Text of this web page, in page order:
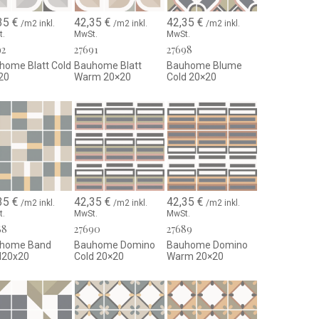
Mustern und kombinierbaren Uni-Farben.
Wohnräume, Eingangsbereiche und
und Innenarchitekturprojekte.
skandinavischen, industriellen und minimalistischen
unzähligen Gestaltungsmöglichkeiten
kombinieren und schaffen sowohl dezente als auch
€ /m2 inkl.
Blatt Cold
42,35€ /m2 inkl.
MwSt.
27691
Bauhome Blatt
Warm 20×20
42,35€ /m2 inkl.
MwSt.
27698
Bauhome Blume
Cold 20×20
€ /m2 inkl.
Band
42,35€ /m2 inkl.
MwSt.
27690
Bauhome Domino
Cold 20×20
42,35€ /m2 inkl.
MwSt.
27689
Bauhome Domino
Warm 20×20